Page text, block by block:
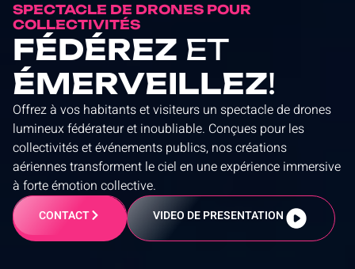
SPECTACLE DE DRONES POUR
COLLECTIVITÉS
FÉDÉREZ ET
ÉMERVEILLEZ!
Offrez à vos habitants et visiteurs un spectacle de drones
lumineux fédérateur et inoubliable. Conçues pour les
collectivités et événements publics, nos créations
aériennes transforment le ciel en une expérience immersive
à forte émotion collective.
CONTACT VIDEO DE PRESENTATION